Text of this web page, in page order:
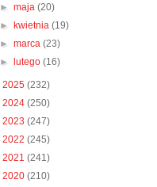
►maja(20)
►
kwietnia(19)
►marca(23)
►
lutego(16)
2025 (232)
2024 (250)
2023 (247)
2022 (245)
2021 (241)
2020 (210)